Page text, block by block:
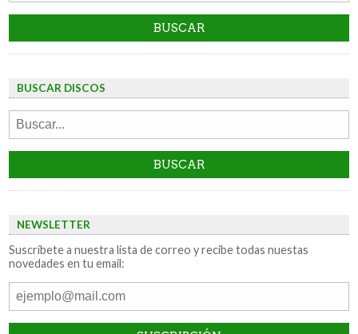
BUSCAR DISCOS
NEWSLETTER
Suscríbete a nuestra lista de correo y recibe todas nuestas
novedades en tu email: